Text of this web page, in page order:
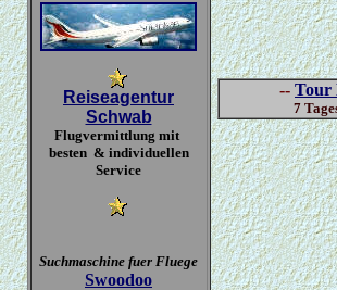
Reiseagentur
Schwab
Flugvermittlung mit
besten & individuellen
Service
Suchmaschine fuer Fluege
Swoodoo
-- Tour
7